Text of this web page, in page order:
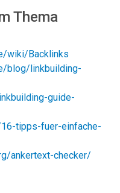
Thema
wiki/Backlinks
blog/linkbuilding-
guide-
tipps-fuer-einfache-
ankertext-checker/